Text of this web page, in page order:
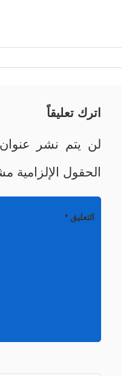
المقالات
اترك تعليقاً
لن يتم نشر عنوان
الحقول الإلزامية
التعليق*